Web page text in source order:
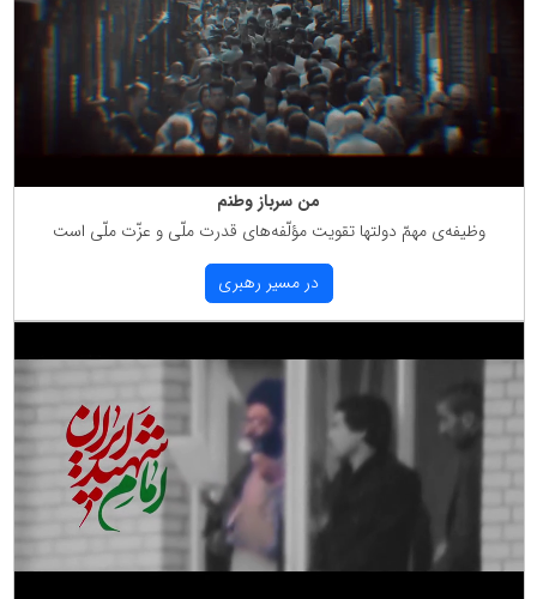
من سرباز وطنم
وظیفه‌ی مهمّ دولتها تقویت مؤلّفه‌های قدرت ملّی و عزّت ملّی است
در مسیر رهبری